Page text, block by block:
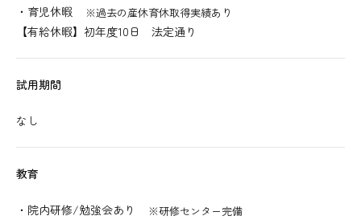
・育児休暇
※過去の産休育休取得実績あり
【有給休暇】初年度10日 法定通り
試用期間
なし
教育
・院内研修/勉強会あり ※研修センター完備